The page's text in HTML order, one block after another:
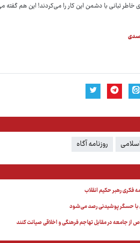
خاطر تبانی با دشمن این کار را می‌کردند! این هم
روزنامه آگاه
فکری رهبر حکیم انقلاب
با حسگر پوشیدنی رصد می‌شود
جامعه در مقابل تهاجم فرهنگی و اخلاقی صیانت کنند